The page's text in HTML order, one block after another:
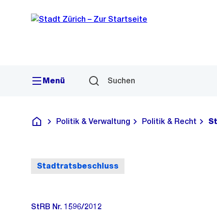
Navigation
Sprunglink
Menü Suchen
Deutsch
Politik & Verwaltung Politik & Recht
Stadtratsbeschluss
StRB Nr. 1596/2012